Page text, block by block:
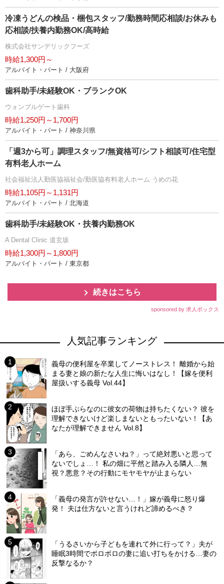
冷凍うどんの検品・梱包スタッフ/勤務時間応相談/お休みも
応相談/扶養内勤務OK/高時給
株式会社サンデリックフーズ
時給1,300円～
アルバイト・パート / 大阪府
歯科助手/未経験OK・ブランクOK
ウォンブルゲート歯科
時給1,250円～1,700円
アルバイト・パート / 神奈川県
「週3から可」調理スタッフ/無資格可/シフト相談可/住宅型
有料老人ホーム
社会福祉法人勤医協福祉会/勤医協有料老人ホーム うめの花
時給1,105円～1,131円
アルバイト・パート / 北海道
歯科助手/未経験OK・扶養内勤務OK
A Dental Clinic 道玄坂
時給1,300円～1,800円
アルバイト・パート / 東京都
続きはこちら
sponsored by 求人ボックス
人気記事ランキング
義母の便利屋を卒業してノーストレス！ 離婚から始
まる妻と娘の新たな人生に悔いはなし！【嫁を便利
屋扱いする義母 Vol.44】
ほぼ手ぶらなのに彼女の荷物は持ちたくない？ 彼を
理解できないけど楽しまないともったいない！【あ
なたが理解できません Vol.8】
「あら、ごめんなさいね？」って絶対悪いと思って
ないでしょ…！ 私の畑に平然と踏み入る隣人…無
視？悪意？その行動にモヤモヤが止まらない
「義母の発言が許せない…！」嫁が義母に怒り爆
発！ 夫は仕方ないと言うけれど諦めるべき？
「うるさいから子どもを連れて外に行って？」夫が
睡眠3時間でボロボロの妻に追い打ちをかける…妻の
反撃なるか？